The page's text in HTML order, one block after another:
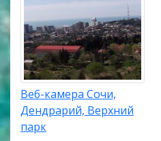
Веб-камера Сочи,
Дендрарий, Верхний
парк